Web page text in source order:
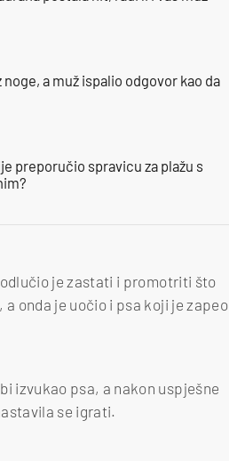
a muž ispalio odgovor kao da
preporučio spravicu za plažu s
je zastati i promotriti što
onda je uočio i psa koji je zapeo
izvukao psa, a nakon uspješne
se igrati.